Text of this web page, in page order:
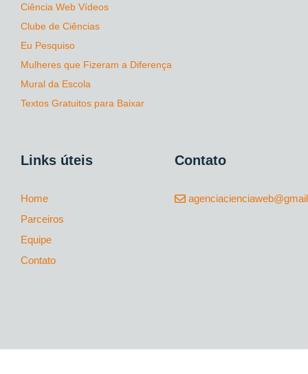
Ciência Web Vídeos
Clube de Ciências
Eu Pesquiso
Mulheres que Fizeram a Diferença
Mural da Escola
Textos Gratuitos para Baixar
Links úteis
Home
Parceiros
Equipe
Contato
Contato